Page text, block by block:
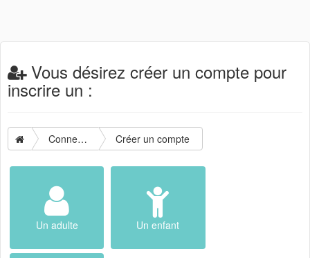
Vous désirez créer un compte pour
inscrire un :
Connexion Créer un compte
Un adulte Un enfant